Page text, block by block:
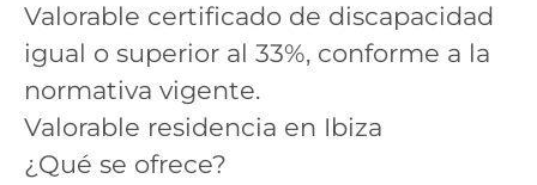
Valorable certificado de discapacidad
igual o superior al 33%, conforme a la
normativa vigente.
Valorable residencia en Ibiza
¿Qué se ofrece?